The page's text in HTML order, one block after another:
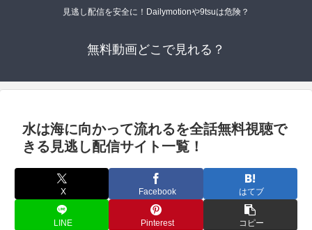
見逃し配信を安全に！Dailymotionや9tsuは危険？
無料動画どこで見れる？
水は海に向かって流れるを全話無料視聴で
きる見逃し配信サイト一覧！
X Facebook はてブ
LINE Pinterest コピー